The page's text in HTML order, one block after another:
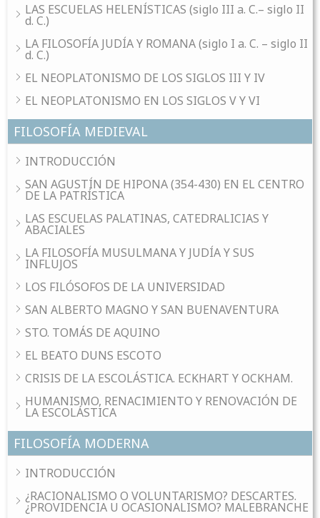
LAS ESCUELAS HELENÍSTICAS (siglo III a. C.– siglo II
d. C.)
LA FILOSOFÍA JUDÍA Y ROMANA (siglo I a. C. – siglo II
d. C.)
EL NEOPLATONISMO DE LOS SIGLOS III Y IV
EL NEOPLATONISMO EN LOS SIGLOS V Y VI
FILOSOFÍA MEDIEVAL
INTRODUCCIÓN
SAN AGUSTÍN DE HIPONA (354-430) EN EL CENTRO
DE LA PATRÍSTICA
LAS ESCUELAS PALATINAS, CATEDRALICIAS Y
ABACIALES
LA FILOSOFÍA MUSULMANA Y JUDÍA Y SUS
INFLUJOS
LOS FILÓSOFOS DE LA UNIVERSIDAD
SAN ALBERTO MAGNO Y SAN BUENAVENTURA
STO. TOMÁS DE AQUINO
EL BEATO DUNS ESCOTO
CRISIS DE LA ESCOLÁSTICA. ECKHART Y OCKHAM.
HUMANISMO, RENACIMIENTO Y RENOVACIÓN DE
LA ESCOLÁSTICA
FILOSOFÍA MODERNA
INTRODUCCIÓN
¿RACIONALISMO O VOLUNTARISMO? DESCARTES.
¿PROVIDENCIA U OCASIONALISMO? MALEBRANCHE